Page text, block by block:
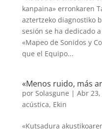
kanpaina» erronkaren
aztertzeko diagnostiko
sesión se ha dedicado
«Mapeo de Sonidos y
que el Equipo...
«Menos ruido, más
por Solasgune | Abr 23,
acústica, Ekin
«Kutsadura